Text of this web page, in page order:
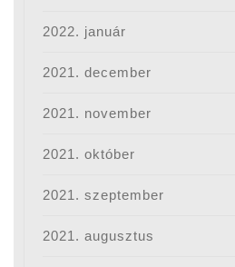
2022. január
2021. december
2021. november
2021. október
2021. szeptember
2021. augusztus